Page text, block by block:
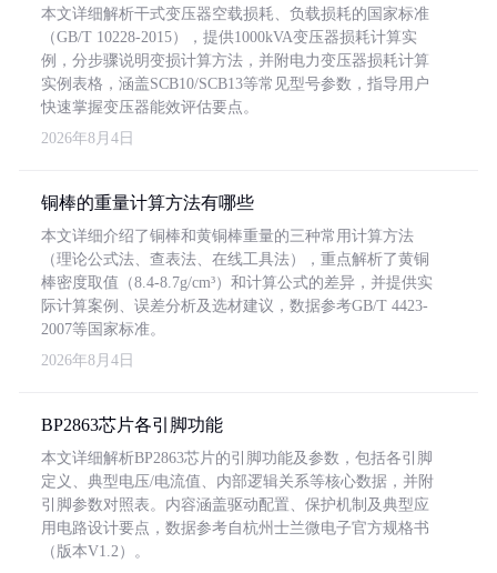
本文详细解析干式变压器空载损耗、负载损耗的国家标准
（GB/T 10228-2015），提供1000kVA变压器损耗计算实
例，分步骤说明变损计算方法，并附电力变压器损耗计算
实例表格，涵盖SCB10/SCB13等常见型号参数，指导用户
快速掌握变压器能效评估要点。
2026年8月4日
铜棒的重量计算方法有哪些
本文详细介绍了铜棒和黄铜棒重量的三种常用计算方法
（理论公式法、查表法、在线工具法），重点解析了黄铜
棒密度取值（8.4-8.7g/cm³）和计算公式的差异，并提供实
际计算案例、误差分析及选材建议，数据参考GB/T 4423-
2007等国家标准。
2026年8月4日
BP2863芯片各引脚功能
本文详细解析BP2863芯片的引脚功能及参数，包括各引脚
定义、典型电压/电流值、内部逻辑关系等核心数据，并附
引脚参数对照表。内容涵盖驱动配置、保护机制及典型应
用电路设计要点，数据参考自杭州士兰微电子官方规格书
（版本V1.2）。